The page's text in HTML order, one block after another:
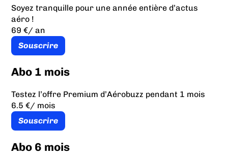
Soyez tranquille pour une année entière d’actus
aéro !
69 €/ an
Souscrire
Abo 1 mois
Testez l’offre Premium d’Aérobuzz pendant 1 mois
6.5 €/ mois
Souscrire
Abo 6 mois